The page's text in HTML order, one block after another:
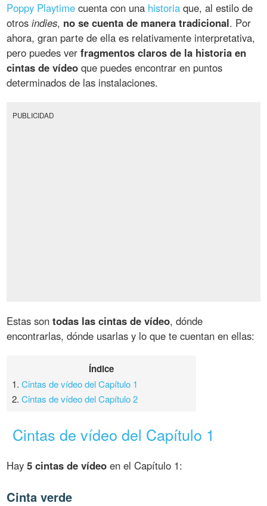
Poppy Playtime cuenta con una historia que, al estilo de
otrosindies, no se cuenta de manera tradicional. Por
ahora, gran parte de ella es relativamente interpretativa,
pero puedes verfragmentos claros de la historia en
cintas de vídeo que puedes encontrar en puntos
determinados de las instalaciones.
PUBLICIDAD
Estas sontodas las cintas de vídeo, dónde
encontrarlas, dónde usarlas y lo que te cuentan en ellas:
Índice
1.Cintas de vídeo del Capítulo 1
2.Cintas de vídeo del Capítulo 2
Cintas de vídeo del Capítulo 1
Hay5 cintas de vídeo en el Capítulo 1:
Cinta verde